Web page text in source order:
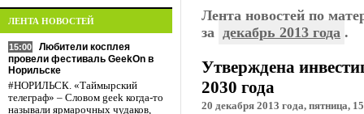
ЛЕНТА НОВОСТЕЙ
15:00
Любители косплея
провели фестиваль GeekOn в
Норильске
#НОРИЛЬСК. «Таймырский
телеграф» – Словом geek когда-то
называли ярмарочных чудаков,
Лента новостей по
за декабрь 2013 года .
Утверждена
2030 года
20 декабря 2013 года, пятница,